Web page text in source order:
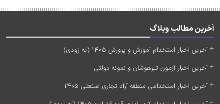
آخرین مطالب وبلاگ
آخرین اخبار استخدام آموزش و پرورش 1405 (به زودی)
آخرین اخبار آزمون تیزهوشان و نمونه دولتی
آخرین اخبار استخدامی منطقه آزاد تجاری صنعتی 1405